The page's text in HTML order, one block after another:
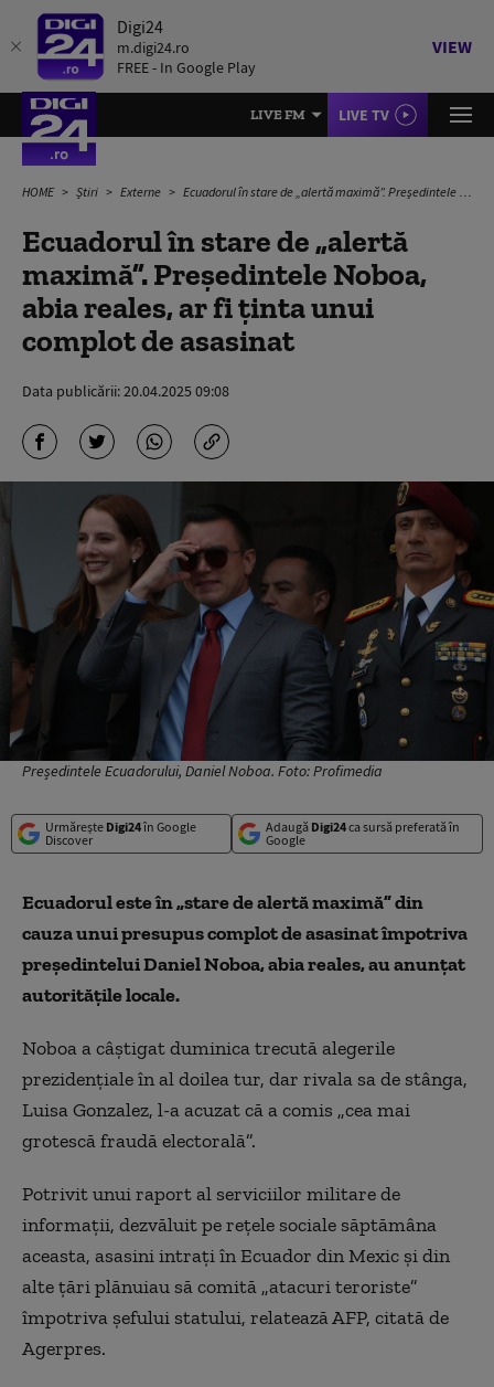
Digi24
m.digi24.ro
FREE - In Google Play
VIEW
LIVE FM LIVE TV
HOME Știri Externe Ecuadorul în stare de „alertă maximă”. Președintele Noboa, abia reales, ar fi ținta unui complot de asasinat
Ecuadorul în stare de „alertă
maximă”. Președintele Noboa,
abia reales, ar fi ținta unui
complot de asasinat
Data publicării:20.04.2025 09:08
Președintele Ecuadorului, Daniel Noboa. Foto: Profimedia
Urmărește Digi24în Google
Discover
Adaugă Digi24ca sursă preferată în
Google
Ecuadorul este în „stare de alertă maximă” din
cauza unui presupus complot de asasinat împotriva
preşedintelui Daniel Noboa, abia reales, au anunţat
autorităţile locale.
Noboa a câştigat duminica trecută alegerile
prezidenţiale în al doilea tur, dar rivala sa de stânga,
Luisa Gonzalez, l-a acuzat că a comis „cea mai
grotescă fraudă electorală”.
Potrivit unui raport al serviciilor militare de
informaţii, dezvăluit pe reţele sociale săptămâna
aceasta, asasini intraţi în Ecuador din Mexic şi din
alte ţări plănuiau să comită „atacuri teroriste”
împotriva şefului statului, relatează AFP, citată de
Agerpres.